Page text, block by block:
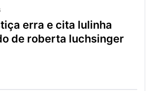
de roberta luchsinger